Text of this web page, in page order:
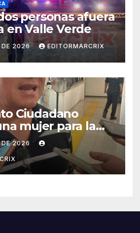
personas afuera
en Valle Verde
DE 2026 EDITORMARCRIX
Ciudadano
mujer para la
en Cancún
DE 2026